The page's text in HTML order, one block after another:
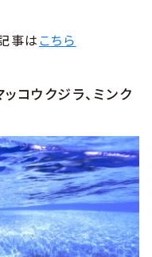
事はこちら
コウクジラ、ミンク